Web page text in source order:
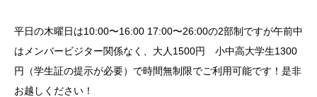
平日の木曜日は10:00〜16:00 17:00〜26:00の2部制ですが午前中
はメンバービジター関係なく、大人1500円 小中高大学生1300
円（学生証の提示が必要）で時間無制限でご利用可能です！是非
お越しください！